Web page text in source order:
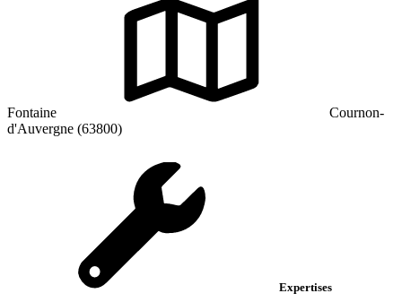
Fontaine
Cournon-
d'Auvergne (63800)
Expertises